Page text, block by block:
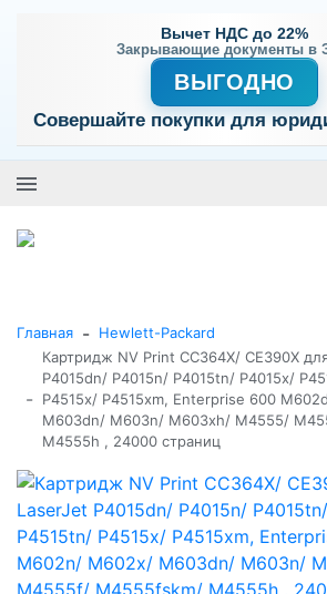
Вычет НДС до 22%
Закрывающие документы в
ВЫГОДНО
Совершайте покупки для
Главная - Hewlett-Packard
-
Картридж NV Print CC364X/ СE390Х
P4015dn/ P4015n/ P4015tn/ P4015x/
P4515x/ P4515xm, Enterprise 600
M603dn/ M603n/ M603xh/ M4555/
M4555h , 24000 страниц